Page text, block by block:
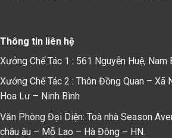
Thông tin liên hệ
Xưởng Chế Tác 1 : 561 Nguyễn Huệ, Nam
Xưởng Chế Tác 2 : Thôn Đồng Quan – Xã
Hoa Lư – Ninh Bình
Văn Phòng Đại Diện: Toà nhà Season
châu âu – Mỗ Lao – Hà Đông – HN.